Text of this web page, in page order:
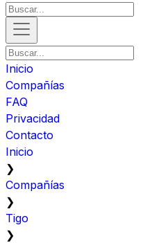
Inicio
Compañías
FAQ
Privacidad
Contacto
Inicio
❯
Compañías
❯
Tigo
❯